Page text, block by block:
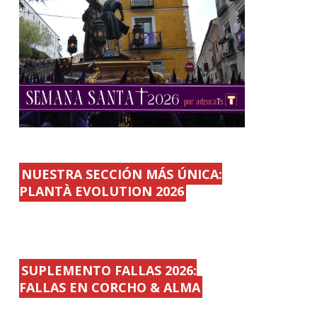
NUESTRA SECCIÓN MÁS ÚNICA:
PLANTÀ EVOLUTION 2026
SUPLEMENTO FALLAS 2026:
FALLAS EN CORCHO & ALMA